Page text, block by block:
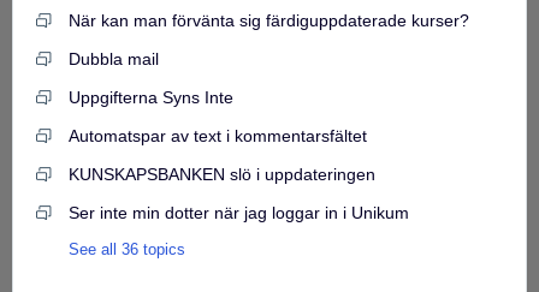
När kan man förvänta sig färdiguppdaterade kurser?
Dubbla mail
Uppgifterna Syns Inte
Automatspar av text i kommentarsfältet
KUNSKAPSBANKEN slö i uppdateringen
Ser inte min dotter när jag loggar in i Unikum
See all 36 topics